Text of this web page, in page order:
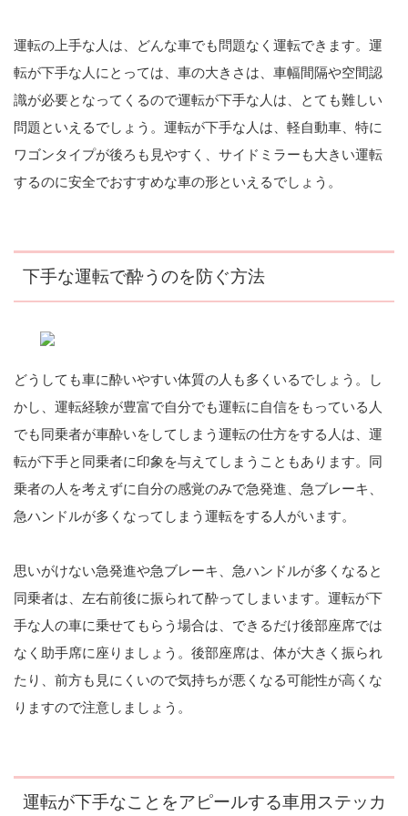
運転の上手な人は、どんな車でも問題なく運転できます。運
転が下手な人にとっては、車の大きさは、車幅間隔や空間認
識が必要となってくるので運転が下手な人は、とても難しい
問題といえるでしょう。運転が下手な人は、軽自動車、特に
ワゴンタイプが後ろも見やすく、サイドミラーも大きい運転
するのに安全でおすすめな車の形といえるでしょう。
下手な運転で酔うのを防ぐ方法
どうしても車に酔いやすい体質の人も多くいるでしょう。し
かし、運転経験が豊富で自分でも運転に自信をもっている人
でも同乗者が車酔いをしてしまう運転の仕方をする人は、運
転が下手と同乗者に印象を与えてしまうこともあります。同
乗者の人を考えずに自分の感覚のみで急発進、急ブレーキ、
急ハンドルが多くなってしまう運転をする人がいます。
思いがけない急発進や急ブレーキ、急ハンドルが多くなると
同乗者は、左右前後に振られて酔ってしまいます。運転が下
手な人の車に乗せてもらう場合は、できるだけ後部座席では
なく助手席に座りましょう。後部座席は、体が大きく振られ
たり、前方も見にくいので気持ちが悪くなる可能性が高くな
りますので注意しましょう。
運転が下手なことをアピールする車用ステッカ